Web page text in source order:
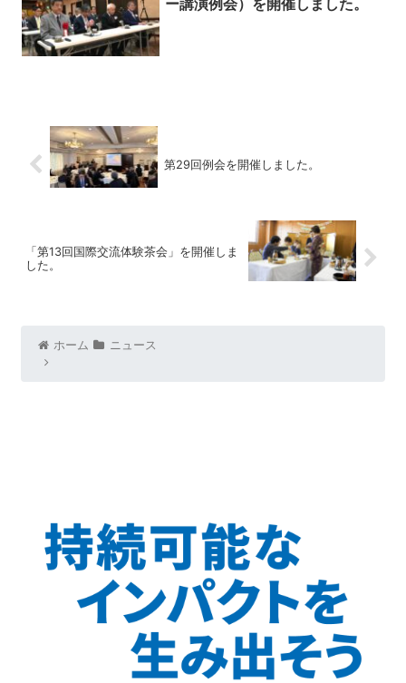
第29回例会を開催しました。
「第13回国際交流体験茶会」を開催しま
した。
ホーム ニュース